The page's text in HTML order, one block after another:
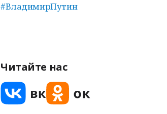
#ВладимирПутин
Читайте нас